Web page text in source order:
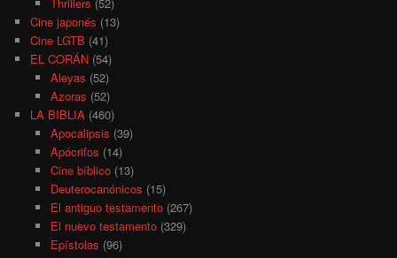
Cine japonés (13)
Cine LGTB (41)
EL CORÁN (54)
Aleyas (52)
Azoras (52)
LA BIBLIA (460)
Apocalipsis (39)
Apócrifos (14)
Cine bíblico(13)
Deuterocanónicos (15)
El antiguo testamento(267)
El nuevo testamento(329)
Epístolas (96)